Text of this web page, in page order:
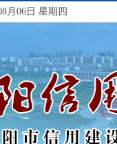
月06日 星期四